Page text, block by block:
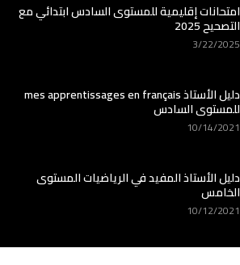
امتحانات إقليمية للمستوى السادس ابتدائي مع
التصحيح 2025
3/22/2025
دليل الأستاذ mes apprentissages en français
للمستوى السادس
10/14/2021
دليل الأستاذ المفيد في الرياضيات المستوى
الخامس
10/12/2021